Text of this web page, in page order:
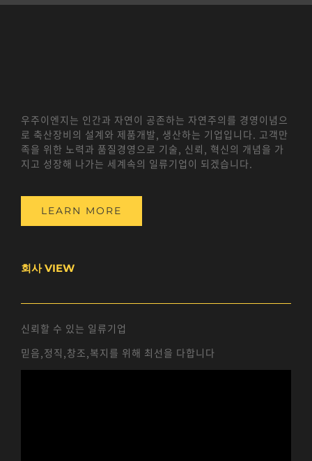
우주이엔지는 인간과 자연이 공존하는 자연주의를 경영이념으
로 축산장비의 설계와 제품개발, 생산하는 기업입니다. 고객만
족을 위한 노력과 품질경영으로 기술, 신뢰, 혁신의 개념을 가
지고 성장해 나가는 세계속의 일류기업이 되겠습니다.
LEARN MORE
회사 VIEW
신뢰할 수 있는 일류기업
믿음,정직,창조,복지를 위해 최선을 다합니다